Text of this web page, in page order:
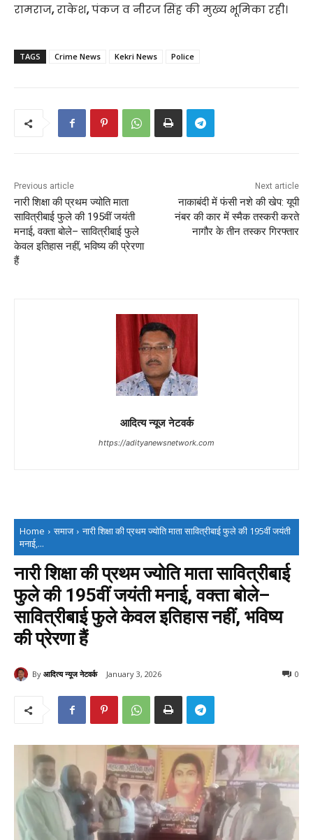
रामराज,राकेश,पंकज व नीरज सिंह की मुख्य भूमिका रही।
TAGS Crime News Kekri News Police
Previous article
नारी शिक्षा की प्रथम ज्योति माता
सावित्रीबाई फुले की 195वीं जयंती
मनाई, वक्ता बोले– सावित्रीबाई फुले
केवल इतिहास नहीं, भविष्य की प्रेरणा
हैं
Next article
नाकाबंदी में फंसी नशे की खेप: यूपी
नंबर की कार में स्मैक तस्करी करते
नागौर के तीन तस्कर गिरफ्तार
आदित्य न्यूज नेटवर्क
https://adityanewsnetwork.com